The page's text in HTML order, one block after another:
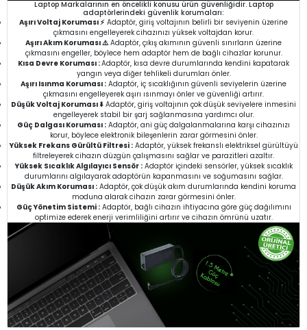
Laptop Markalarının en öncelikli konusu ürün güvenliğidir. Laptop
adaptörlerindeki güvenlik korumaları:
Aşırı Voltaj Koruması ⚡ Adaptör, giriş voltajının belirli bir seviyenin üzerine
çıkmasını engelleyerek cihazınızı yüksek voltajdan korur.
Aşırı Akım Koruması ⚠️Adaptör, çıkış akımının güvenli sınırların üzerine
çıkmasını engeller, böylece hem adaptör hem de bağlı cihazlar korunur.
Kısa Devre Koruması :Adaptör, kısa devre durumlarında kendini kapatarak
yangın veya diğer tehlikeli durumları önler.
Aşırı Isınma Koruması : Adaptör, iç sıcaklığının güvenli seviyelerin üzerine
çıkmasını engelleyerek aşırı ısınmayı önler ve güvenliği artırır.
Düşük Voltaj Koruması ⬇️ Adaptör, giriş voltajının çok düşük seviyelere inmesini
engelleyerek stabil bir şarj sağlanmasına yardımcı olur.
Güç Dalgası Koruması : Adaptör, ani güç dalgalanmalarına karşı cihazınızı
korur, böylece elektronik bileşenlerin zarar görmesini önler.
Yüksek Frekans Gürültü Filtresi :Adaptör, yüksek frekanslı elektriksel gürültüyü
filtreleyerek cihazın düzgün çalışmasını sağlar ve parazitleri azaltır.
Yüksek Sıcaklık Algılayıcı Sensör :Adaptör içindeki sensörler, yüksek sıcaklık
durumlarını algılayarak adaptörün kapanmasını ve soğumasını sağlar.
Düşük Akım Koruması : Adaptör, çok düşük akım durumlarında kendini koruma
moduna alarak cihazın zarar görmesini önler.
Güç Yönetim Sistemi :Adaptör, bağlı cihazın ihtiyacına göre güç dağılımını
optimize ederek enerji verimliliğini artırır ve cihazın ömrünü uzatır.